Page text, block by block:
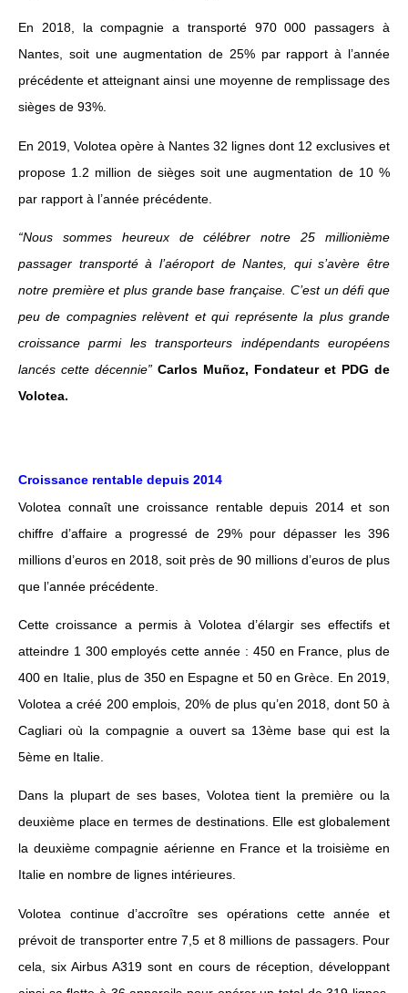
En 2018, la compagnie a transporté 970 000 passagers à
Nantes, soit une augmentation de 25% par rapport à l’année
précédente et atteignant ainsi une moyenne de remplissage des
sièges de 93%.
En 2019, Volotea opère à Nantes 32 lignes dont 12 exclusives et
propose 1.2 million de sièges soit une augmentation de 10 %
par rapport à l’année précédente.
“Nous sommes heureux de célébrer notre 25 millionième
passager transporté à l’aéroport de Nantes, qui s’avère être
notre première et plus grande base française. C’est un défi que
peu de compagnies relèvent et qui représente la plus grande
croissance parmi les transporteurs indépendants européens
lancés cette décennie” Carlos Muñoz, Fondateur et PDG de
Volotea.
Croissance rentable depuis 2014
Volotea connaît une croissance rentable depuis 2014 et son
chiffre d’affaire a progressé de 29% pour dépasser les 396
millions d’euros en 2018, soit près de 90 millions d’euros de plus
que l’année précédente.
Cette croissance a permis à Volotea d’élargir ses effectifs et
atteindre 1 300 employés cette année : 450 en France, plus de
400 en Italie, plus de 350 en Espagne et 50 en Grèce. En 2019,
Volotea a créé 200 emplois, 20% de plus qu’en 2018, dont 50 à
Cagliari où la compagnie a ouvert sa 13ème base qui est la
5ème en Italie.
Dans la plupart de ses bases, Volotea tient la première ou la
deuxième place en termes de destinations. Elle est globalement
la deuxième compagnie aérienne en France et la troisième en
Italie en nombre de lignes intérieures.
Volotea continue d’accroître ses opérations cette année et
prévoit de transporter entre 7,5 et 8 millions de passagers. Pour
cela, six Airbus A319 sont en cours de réception, développant